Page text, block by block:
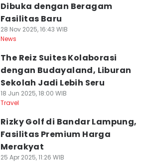
Dibuka dengan Beragam
Fasilitas Baru
28 Nov 2025, 16:43 WIB
News
The Reiz Suites Kolaborasi
dengan Budayaland, Liburan
Sekolah Jadi Lebih Seru
18 Jun 2025, 18:00 WIB
Travel
Rizky Golf di Bandar Lampung,
Fasilitas Premium Harga
Merakyat
25 Apr 2025, 11:26 WIB